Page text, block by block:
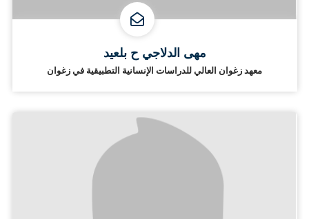
مهى الدلاجي ح بلعيد
معهد زغوان العالي للدراسات الإنسانية التطبيقية في زغوان